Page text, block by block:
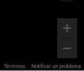
Términos Notificar un problema